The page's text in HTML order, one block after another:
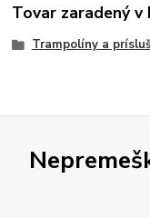
Tovar zaradený v
Trampolíny a